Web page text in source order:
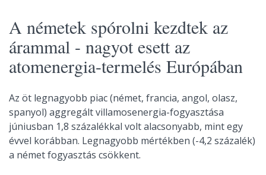
A németek spórolni kezdtek az
árammal - nagyot esett az
atomenergia-termelés Európában
Az öt legnagyobb piac (német, francia, angol, olasz,
spanyol) aggregált villamosenergia-fogyasztása
júniusban 1,8 százalékkal volt alacsonyabb, mint egy
évvel korábban. Legnagyobb mértékben (-4,2 százalék)
a német fogyasztás csökkent.